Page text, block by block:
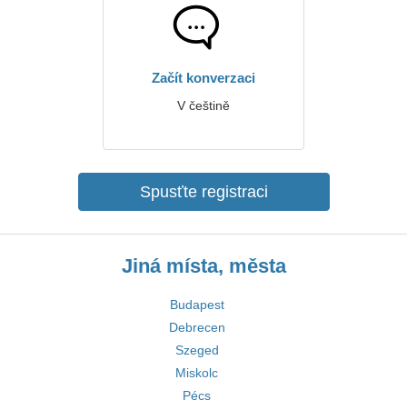
Začít konverzaci
V češtině
Spusťte registraci
Jiná místa, města
Budapest
Debrecen
Szeged
Miskolc
Pécs